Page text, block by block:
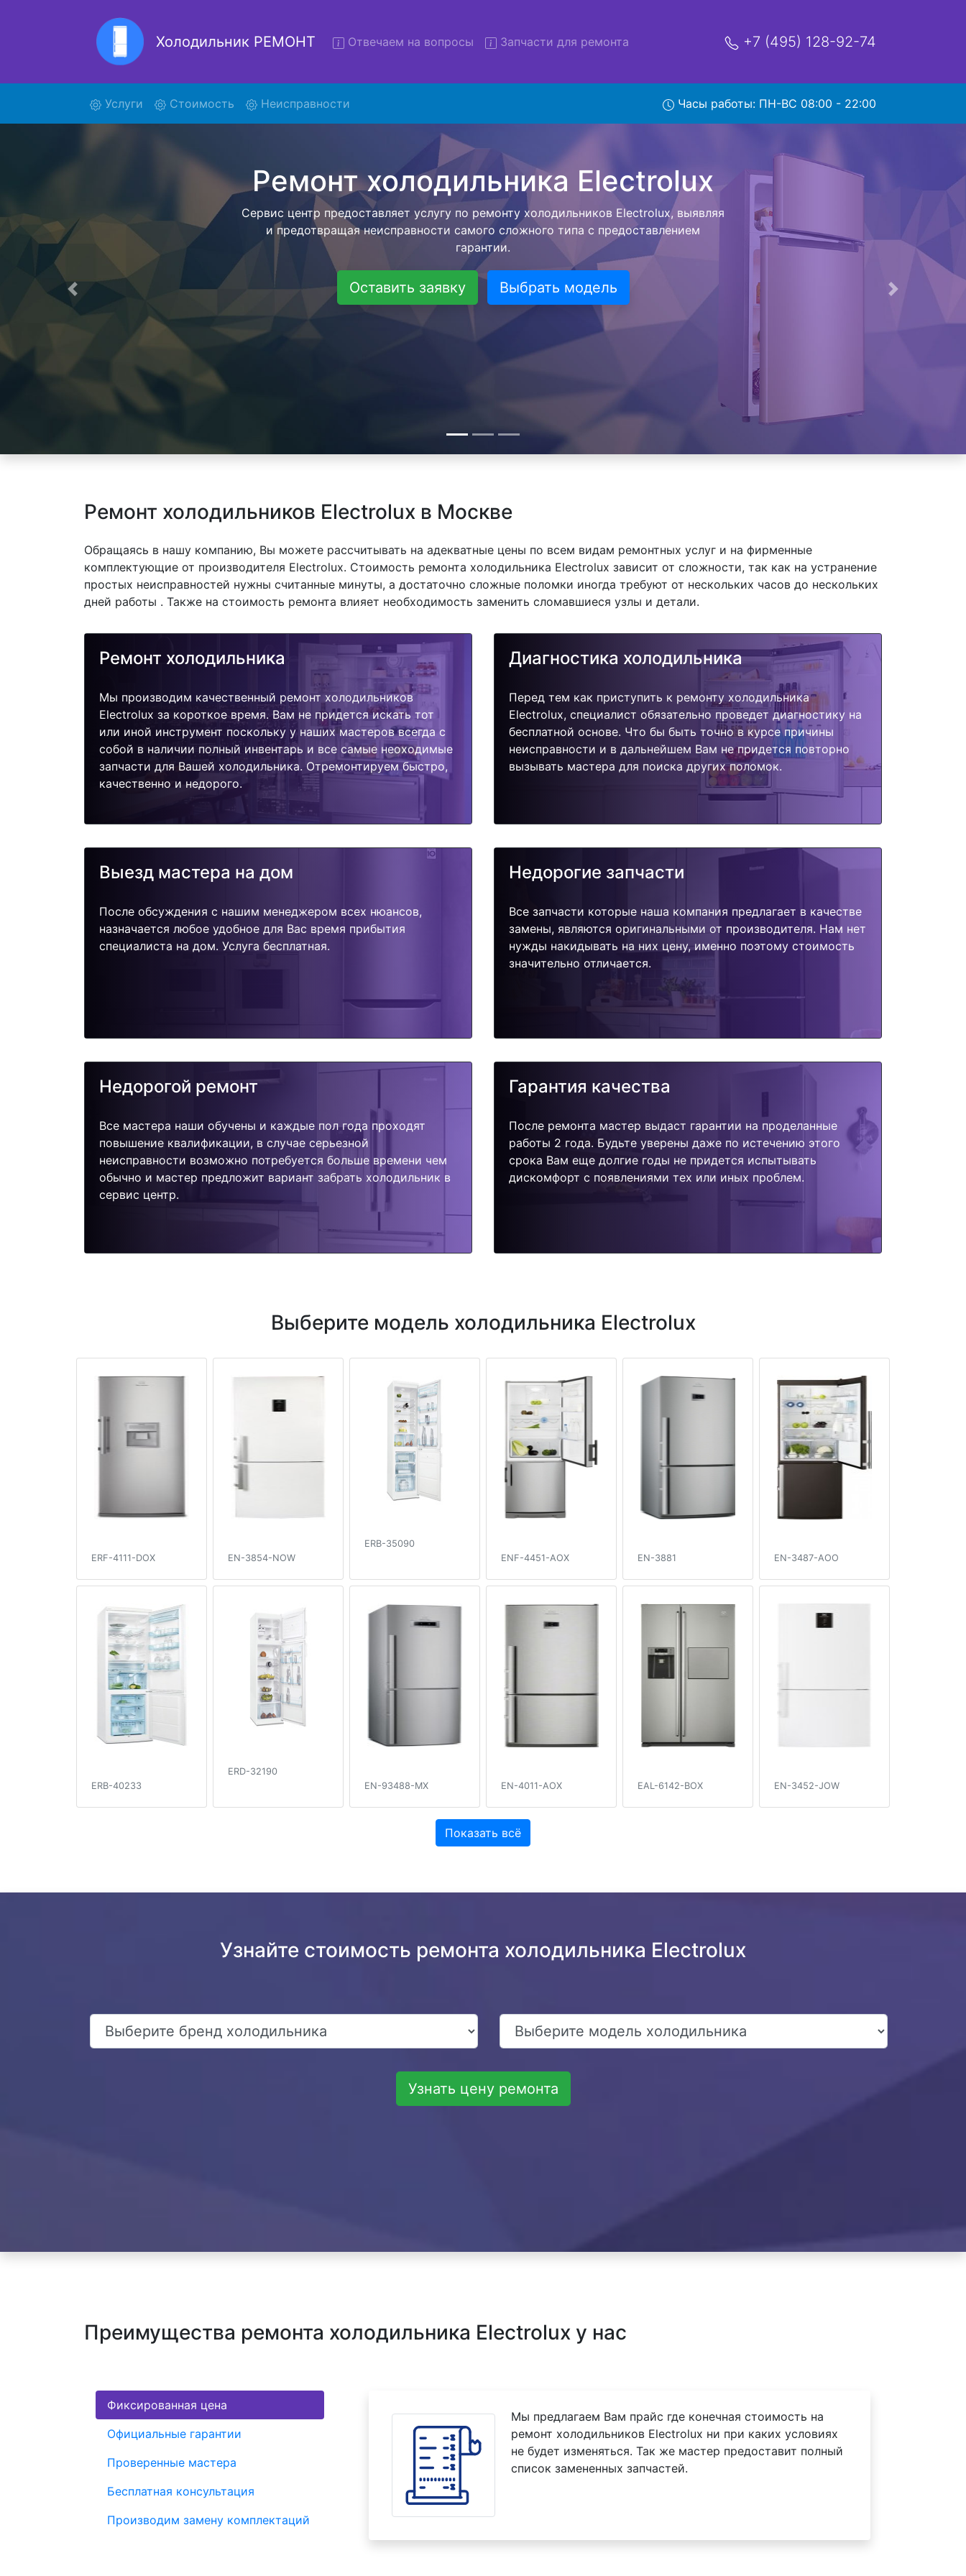
Холодильник РЕМОНТ Отвечаем на вопросы Запчасти для ремонта +7 (495) 128-92-74
Услуги (current)Стоимость Неисправности Часы работы: ПН-ВС 08:00 - 22:00
Ремонт холодильников с вывозом - чтобы клиент не тратил свое время и деньги на
поиски курьерской службы, наш мастер сам заберет холодильник Electrolux и
отвезет в сервисный центр. Ремонт холодильника Electrolux осуществляется
внутри сервисного центра, тем самым Вам не предстоит ожидать мастера как
закончит с ремонтом. Перед тем как холодильная техника сдается,
согласовывается конечная стоимость работ и в дальнейшем фиксируется.
Перечень бесплатных услуг от компании - Доставка холодильников , выезд
специалиста, консультирование и диагностика.
Оставить заявку Выбрать модель
Предыдущая Следующая
Ремонт холодильников Electrolux в Москве
Обращаясь в нашу компанию, Вы можете рассчитывать на адекватные цены по всем видам ремонтных услуг и на фирменные
комплектующие от производителя Electrolux. Стоимость ремонта холодильника Electrolux зависит от сложности, так как на устранение
простых неисправностей нужны считанные минуты, а достаточно сложные поломки иногда требуют от нескольких часов до нескольких
дней работы . Также на стоимость ремонта влияет необходимость заменить сломавшиеся узлы и детали.
Ремонт холодильника
Мы производим качественный ремонт холодильников
Electrolux за короткое время. Вам не придется искать тот
или иной инструмент поскольку у наших мастеров всегда с
собой в наличии полный инвентарь и все самые неоходимые
запчасти для Вашей холодильника. Отремонтируем быстро,
качественно и недорого.
Диагностика холодильника
Перед тем как приступить к ремонту холодильника
Electrolux, специалист обязательно проведет диагностику на
бесплатной основе. Что бы быть точно в курсе причины
неисправности и в дальнейшем Вам не придется повторно
вызывать мастера для поиска других поломок.
Выезд мастера на дом
После обсуждения с нашим менеджером всех нюансов,
назначается любое удобное для Вас время прибытия
специалиста на дом. Услуга бесплатная.
Недорогие запчасти
Все запчасти которые наша компания предлагает в качестве
замены, являются оригинальными от производителя. Нам нет
нужды накидывать на них цену, именно поэтому стоимость
значительно отличается.
Недорогой ремонт
Все мастера наши обучены и каждые пол года проходят
повышение квалификации, в случае серьезной
неисправности возможно потребуется больше времени чем
обычно и мастер предложит вариант забрать холодильник в
сервис центр.
Гарантия качества
После ремонта мастер выдаст гарантии на проделанные
работы 2 года. Будьте уверены даже по истечению этого
срока Вам еще долгие годы не придется испытывать
дискомфорт с появлениями тех или иных проблем.
Выберите модель холодильника Electrolux
ERF-4111-DOX EN-3854-NOW
ERB-35090
ENF-4451-AOX
EN-3881 EN-3487-AOO
ERB-40233
ERD-32190
EN-93488-MX
EN-4011-AOX EAL-6142-BOX EN-3452-JOW
Показать всё
Узнайте стоимость ремонта холодильника Electrolux
Узнать цену ремонта
Преимущества ремонта холодильника Electrolux у нас
Фиксированная цена
Официальные гарантии
Проверенные мастера
Бесплатная консультация
Производим замену комплектаций
Мы предлагаем Вам прайс где конечная стоимость на
ремонт холодильников Electrolux ни при каких условиях
не будет изменяться. Так же мастер предоставит полный
список замененных запчастей.